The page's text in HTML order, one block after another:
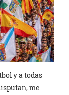
y a todas
me